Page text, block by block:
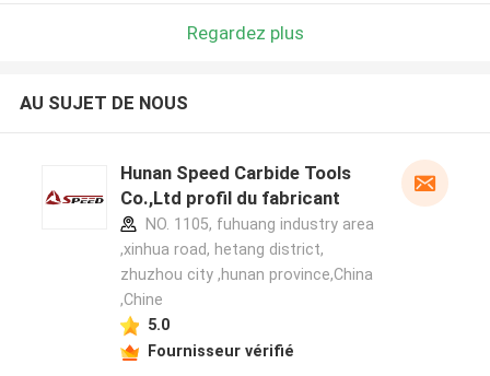
Regardez plus
AU SUJET DE NOUS
Hunan Speed Carbide Tools
Co.,Ltd profil du fabricant
NO. 1105, fuhuang industry area
,xinhua road, hetang district,
zhuzhou city ,hunan province,China
,Chine
5.0
Fournisseur vérifié